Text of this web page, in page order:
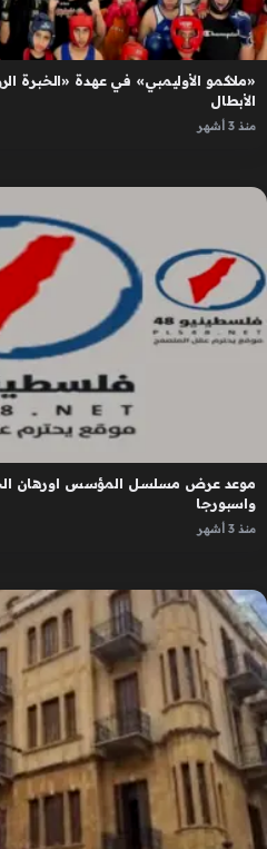
«ملاكمو الأوليمبي» في عهدة «الخبرة
الأبطال
منذ 3 أشهر
واسبورجا
منذ 3 أشهر